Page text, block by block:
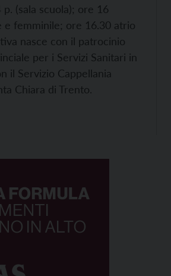
(sala scuola); ore 16
e femminile; ore 16.30 atrio
nasce con il patrocinio
per i Servizi Sanitari in
il Servizio Cappellania
Chiara di Trento.